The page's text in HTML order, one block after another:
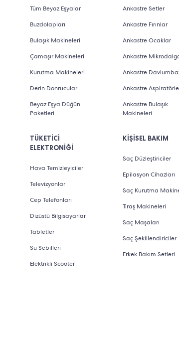
Tüm Beyaz Eşyalar
Buzdolapları
Bulaşık Makineleri
Çamaşır Makineleri
Kurutma Makineleri
Derin Donrucular
Beyaz Eşya Düğün
Paketleri
TÜKETİCİ
ELEKTRONİĞİ
Hava Temizleyiciler
Televizyonlar
Cep Telefonları
Dizüstü Bilgisayarlar
Tabletler
Su Sebilleri
Elektrikli Scooter
Ankastre Setler
Ankastre Fırınlar
Ankastre Ocaklar
Ankastre
Ankastre
Ankastre
Ankastre Bulaşık
Makineleri
KİŞİSEL BAKIM
Saç Düzleştiriciler
Epilasyon Cihazları
Saç Kurutma
Tıraş Makineleri
Saç Maşaları
Saç Şekillendiriciler
Erkek Bakım Setleri